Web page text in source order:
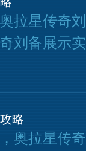
拉星传奇
刘备展示
略
奥拉星传